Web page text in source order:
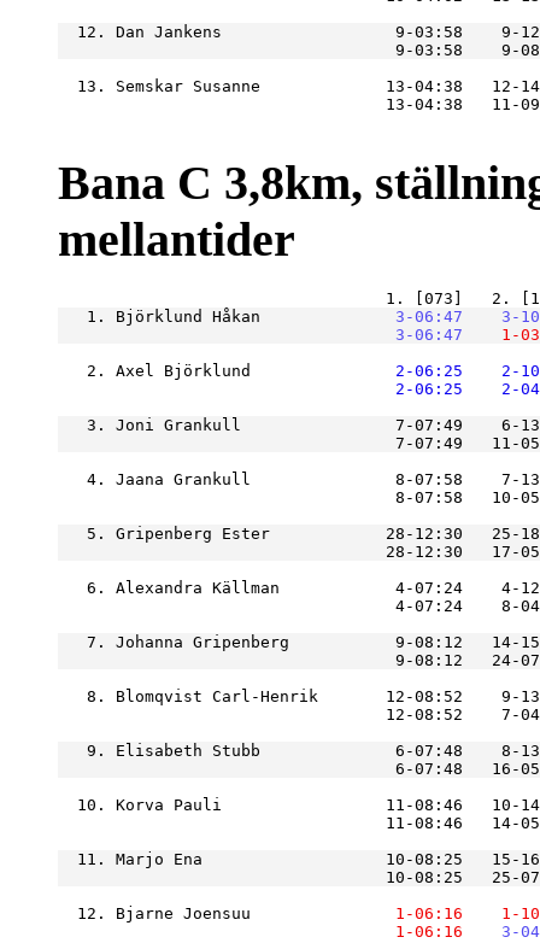
12. Dan Jankens                  9-03:58    9-
13. Semskar Susanne             13-04:38   12-
Bana C 3,8km,
mellantider
   1. Björklund Håkan
    3-06:47
3-
    3-06:47
1-
   2. Axel Björklund
    2-06:25
2-
    2-06:25
2-
3. Joni Grankull                7-07:49    6-
4. Jaana Grankull               8-07:58    7-
5. Gripenberg Ester            28-12:30   25-
28-12:30   17-
6. Alexandra Källman            4-07:24    4-
4-07:24    8-
7. Johanna Gripenberg           9-08:12   14-
9-08:12   24-
8. Blomqvist Carl-Henrik       12-08:52    9-
9. Elisabeth Stubb              6-07:48    8-
10. Korva Pauli                 11-08:46   10-
11. Marjo Ena                   10-08:25   15-
10-08:25   25-
  12. Bjarne Joensuu
    1-06:16
1-
    1-06:16
3-